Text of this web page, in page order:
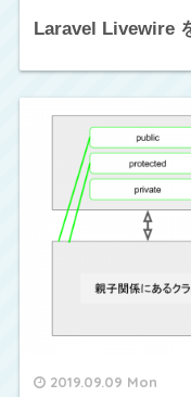
Laravel Livewire
2019.09.09 Mon